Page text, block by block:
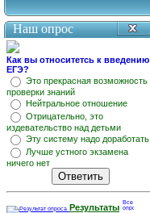
Наш опрос
Как вы относитетсь к введению
ЕГЭ?
Это прекрасная возможность
проверки знаний
Нейтральное отношение
Отрицательно, это
издевательство над детьми
Эту систему надо доработать
Лучше устного экзамена
ничего нет
Результаты